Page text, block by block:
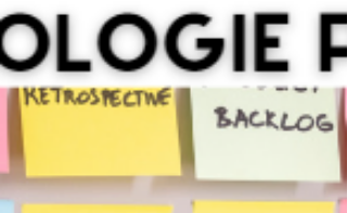
Nombreuses sont les organisations qui ont
essayé et vite...